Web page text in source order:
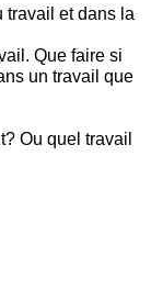
travail et dans la
Que faire si
un travail que
Ou quel travail